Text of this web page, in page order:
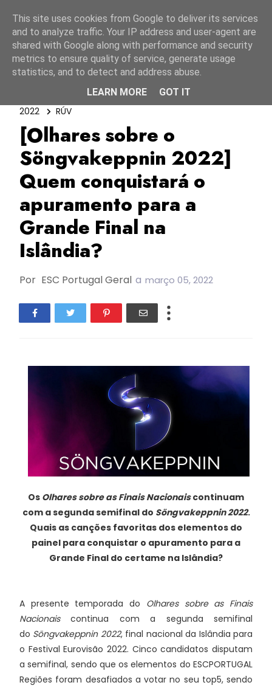
Olhares Sobre As Finais Nacionais
2022
RÚV
[Olhares sobre o
Söngvakeppnin 2022]
Quem conquistará o
apuramento para a
Grande Final na
Islândia?
Por ESC Portugal Geral a março 05, 2022
Os Olhares sobre as Finais Nacionaiscontinuam
com a segunda semifinal do Söngvakeppnin 2022.
Quais as canções favoritas dos elementos do
painel para conquistar o apuramento para a
Grande Final do certame na Islândia?
A presente temporada do Olhares sobre as Finais
Nacionaiscontinua com a segunda semifinal
do Söngvakeppnin 2022, final nacional da Islândia para
o Festival Eurovisão 2022. Cinco candidatos disputam
a semifinal, sendo que os elementos do ESCPORTUGAL
Regiões foram desafiados a votar no seu top5, sendo
This site uses cookies from Google to deliver its services
and to analyze traffic. Your IP address and user-agent are
shared with Google along with performance and security
metrics to ensure quality of service, generate usage
statistics, and to detect and address abuse.
LEARN MORE
GOT IT